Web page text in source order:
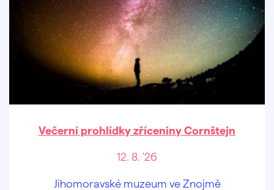
Večerní prohlídky zříceniny Cornštejn
12. 8. '26
Jihomoravské muzeum ve Znojmě